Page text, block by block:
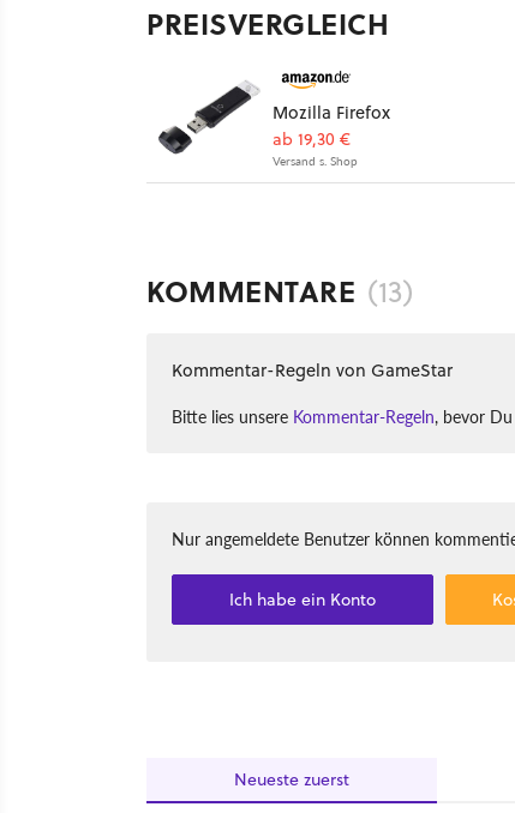
PREISVERGLEICH
Mozilla Firefox
ab 19,30 €
Versand s. Shop
KOMMENTARE (13)
Kommentar-Regeln von GameStar
Bitte lies unsere Kommentar-Regeln, bevor
Nur angemeldete Benutzer können
Ich habe ein Konto
Neueste zuerst